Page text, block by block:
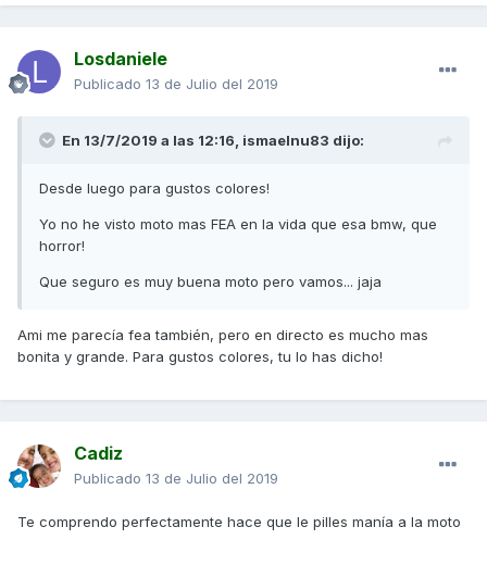
Losdaniele
Publicado 13 de Julio del 2019
En 13/7/2019 a las 12:16, ismaelnu83 dijo:
Desde luego para gustos colores!
Yo no he visto moto mas FEA en la vida que esa bmw, que
horror!
Que seguro es muy buena moto pero vamos... jaja
Ami me parecía fea también, pero en directo es mucho mas
bonita y grande. Para gustos colores, tu lo has dicho!
Cadiz
Publicado 13 de Julio del 2019
Te comprendo perfectamente hace que le pilles manía a la moto